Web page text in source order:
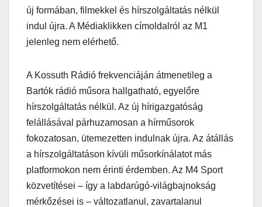
új formában, filmekkel és hírszolgáltatás nélkül
indul újra. A Médiaklikken címoldalról az M1
jelenleg nem elérhető.
A Kossuth Rádió frekvenciáján átmenetileg a
Bartók rádió műsora hallgatható, egyelőre
hírszolgáltatás nélkül. Az új hírigazgatóság
felállásával párhuzamosan a hírműsorok
fokozatosan, ütemezetten indulnak újra. Az átállás
a hírszolgáltatáson kívüli műsorkínálatot más
platformokon nem érinti érdemben. Az M4 Sport
közvetítései – így a labdarúgó-világbajnokság
mérkőzései is – változatlanul, zavartalanul